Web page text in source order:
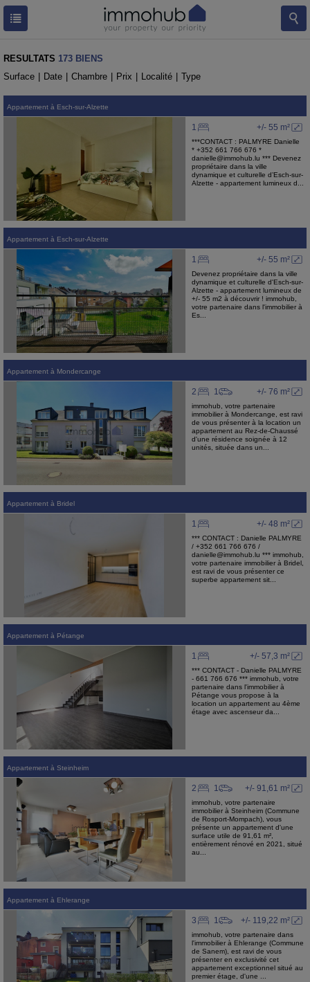
RESULTATS 173 BIENS
Surface
Date Chambre Prix Localité Type
Appartement à Esch-sur-Alzette
+/- 55 m²
1
***CONTACT : PALMYRE Danielle
* +352 661 766 676 *
danielle@immohub.lu *** Devenez
propriétaire dans la ville
dynamique et culturelle d’Esch-sur-
Alzette - appartement lumineux d...
Appartement à Esch-sur-Alzette
+/- 55 m²
1
Devenez propriétaire dans la ville
dynamique et culturelle d'Esch-sur-
Alzette - appartement lumineux de
+/- 55 m2 à découvrir ! immohub,
votre partenaire dans l'immobilier à
Es...
Appartement à Mondercange
+/- 76 m²
2 1
immohub, votre partenaire
immobilier à Mondercange, est ravi
de vous présenter à la location un
appartement au Rez-de-Chaussé
d'une résidence soignée à 12
unités, située dans un...
Appartement à Bridel
+/- 48 m²
1
*** CONTACT : Danielle PALMYRE
/ +352 661 766 676 /
danielle@immohub.lu *** immohub,
votre partenaire immobilier à Bridel,
est ravi de vous présenter ce
superbe appartement sit...
Appartement à Pétange
+/- 57,3 m²
1
*** CONTACT - Danielle PALMYRE
- 661 766 676 *** immohub, votre
partenaire dans l'immobilier à
Pétange vous propose à la
location un appartement au 4ème
étage avec ascenseur da...
Appartement à Steinheim
+/- 91,61 m²
2 1
immohub, votre partenaire
immobilier à Steinheim (Commune
de Rosport-Mompach), vous
présente un appartement d'une
surface utile de 91,61 m²,
entièrement rénové en 2021, situé
au...
Appartement à Ehlerange
+/- 119,22 m²
3 1
immohub, votre partenaire dans
l'immobilier à Ehlerange (Commune
de Sanem), est ravi de vous
présenter en exclusivité cet
appartement exceptionnel situé au
premier étage, d'une ...